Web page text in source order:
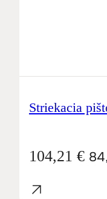
Striekacia
104,21 €